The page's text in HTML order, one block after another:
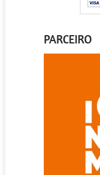
PARCEIRO